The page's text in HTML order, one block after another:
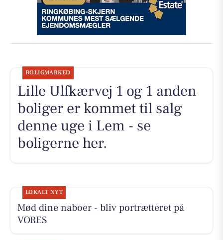
BOLIGMARKED
Lille Ulfkærvej 1 og 1 anden
boliger er kommet til salg
denne uge i Lem - se
boligerne her.
LOKALT NYT
Mød dine naboer - bliv portrætteret på
VORES